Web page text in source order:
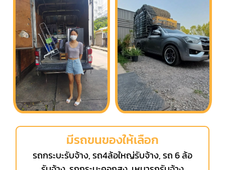
มีรถขนของให้เลือก
รถกระบะรับจ้าง, รถ4ล้อใหญ่รับจ้าง, รถ 6 ล้อ